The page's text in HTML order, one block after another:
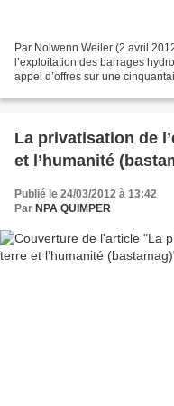
Par Nolwenn Weiler (2 avril
l’exploitation des barrages
appel d’offres sur une
La privatisation de
et l’humanité
Publié le 24/03/2012 à 13:42
Par NPA QUIMPER